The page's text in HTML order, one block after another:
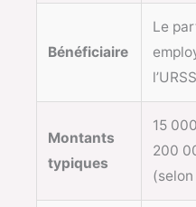
Bénéficiaire
Le
Montants
typiques
15
200
(selon